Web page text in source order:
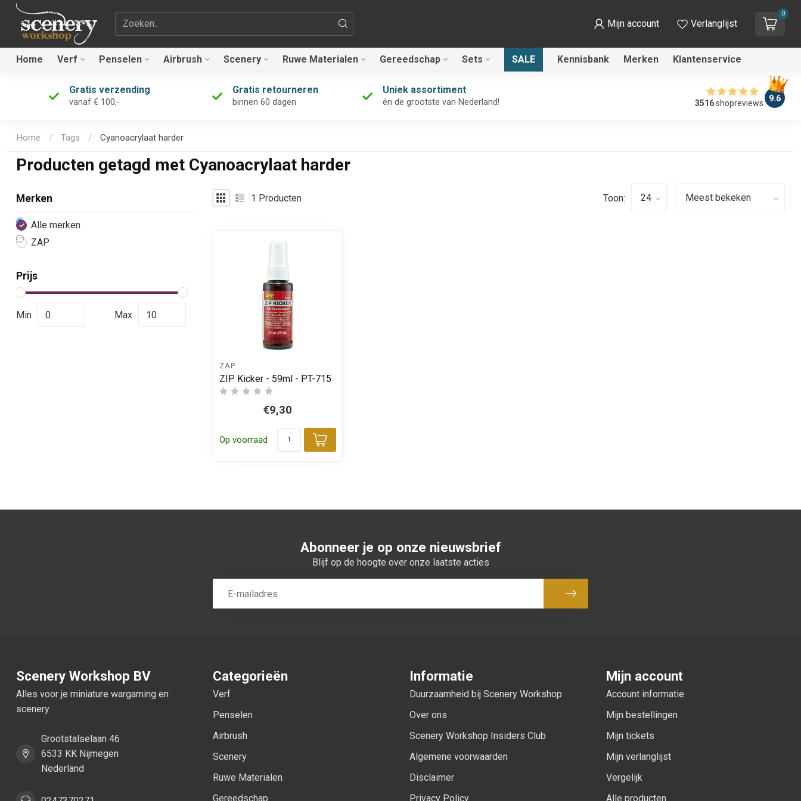
Zoekterm Mijn account Verlanglijst
0
Home Verf Penselen Airbrush Scenery Ruwe Materialen Gereedschap Sets SALE Kennisbank Merken Klantenservice
Gratis verzending
vanaf € 100,-
Gratis retourneren
binnen 60 dagen
Uniek assortiment
én de grootste van Nederland! 3516shopreviews 9.6
Home / Tags / Cyanoacrylaat harder
Producten getagd met Cyanoacrylaat harder
Merken
Alle merken
ZAP
Prijs
Min Max
1 Producten Toon:
ZAP
ZIP Kicker - 59ml - PT-715
€9,30
Op voorraad
Toevoegen aan winkelwagen
Abonneer je op onze nieuwsbrief
Blijf op de hoogte over onze laatste acties
Abonneer
Scenery Workshop BV
Alles voor je miniature wargaming en
scenery
Grootstalselaan 46
6533 KK Nijmegen
Nederland
Categorieën
Verf
Penselen
Airbrush
Scenery
Ruwe Materialen
Gereedschap
Informatie
Duurzaamheid bij Scenery Workshop
Over ons
Scenery Workshop Insiders Club
Algemene voorwaarden
Disclaimer
Privacy Policy
Mijn account
Account informatie
Mijn bestellingen
Mijn tickets
Mijn verlanglijst
Vergelijk
Alle producten